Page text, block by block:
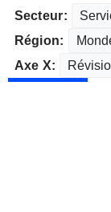
Secteur:
Région:
Axe X: